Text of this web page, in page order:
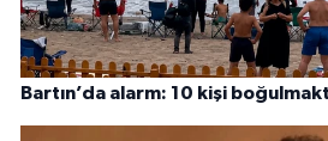
Bartın’da alarm: 10 kişi